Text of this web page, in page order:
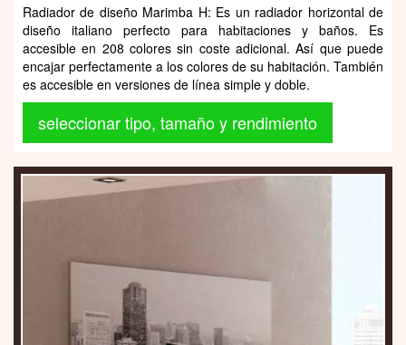
Radiador de diseño Marimba H: Es un radiador horizontal de
diseño italiano perfecto para habitaciones y baños. Es
accesible en 208 colores sin coste adicional. Así que puede
encajar perfectamente a los colores de su habitación. También
es accesible en versiones de línea simple y doble.
seleccionar tipo, tamaño y rendimiento